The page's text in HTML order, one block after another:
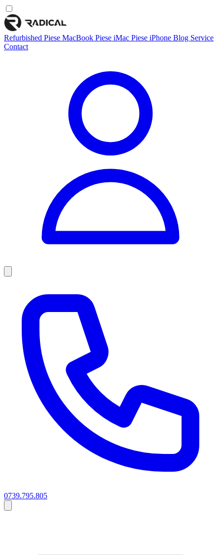
Refurbished Piese MacBook Piese iMac Piese iPhone Blog Service
Contact
0739.795.805